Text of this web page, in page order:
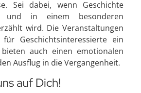
Sei dabei, wenn Geschichte
und in einem besonderen
wird. Die Veranstaltungen
Geschichtsinteressierte ein
auch einen emotionalen
Ausflug in die Vergangenheit.
auf Dich!